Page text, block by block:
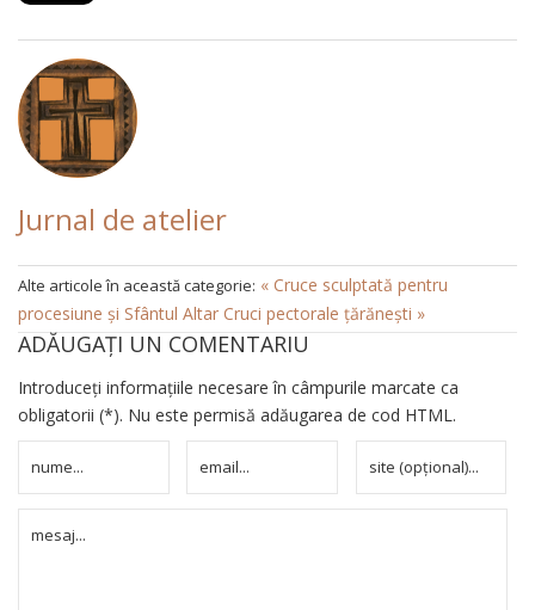
Jurnal de atelier
Alte articole în această categorie: « Cruce sculptată pentru
procesiune și Sfântul Altar Cruci pectorale țărănești »
ADĂUGAȚI UN COMENTARIU
Introduceți informațiile necesare în câmpurile marcate ca
obligatorii (*). Nu este permisă adăugarea de cod HTML.